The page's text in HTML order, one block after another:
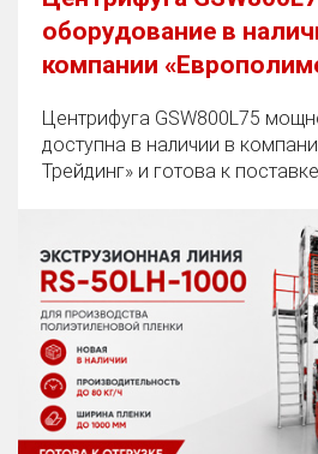
оборудование в
компании
Центрифуга GSW800L75
доступна в наличии в
Трейдинг» и готова к